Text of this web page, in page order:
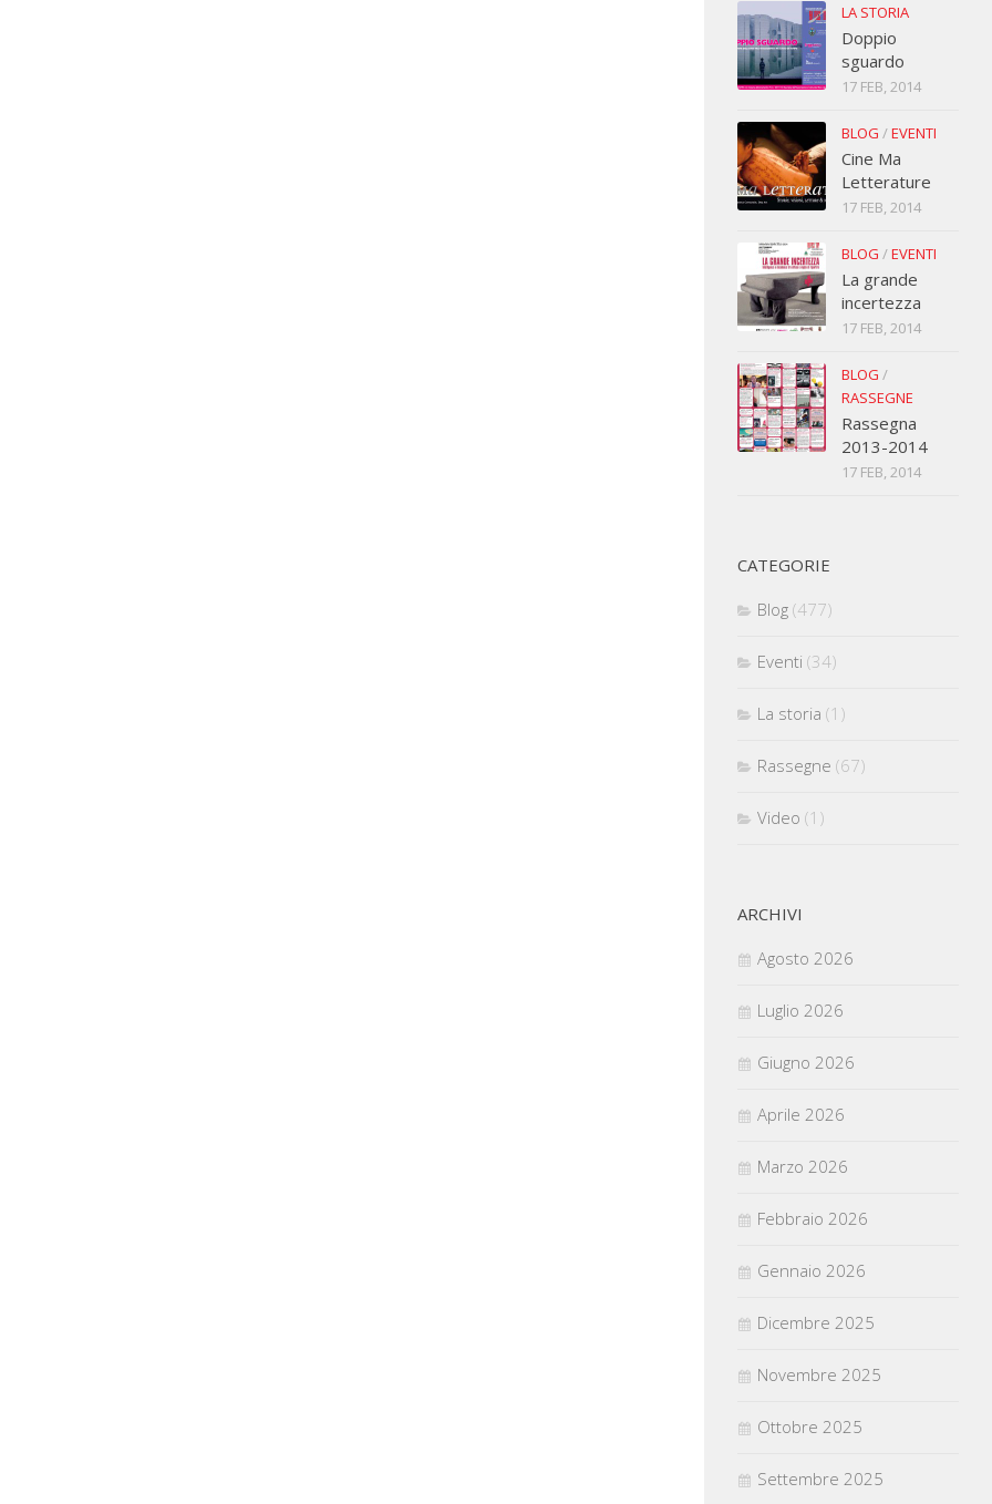
LA STORIA
Doppio
sguardo
17 FEB, 2014
BLOG /EVENTI
Cine Ma
Letterature
17 FEB, 2014
BLOG /EVENTI
La grande
incertezza
17 FEB, 2014
BLOG /
RASSEGNE
Rassegna
2013-2014
17 FEB, 2014
CATEGORIE
Blog (477)
Eventi (34)
La storia (1)
Rassegne (67)
Video (1)
ARCHIVI
Agosto 2026
Luglio 2026
Giugno 2026
Aprile 2026
Marzo 2026
Febbraio 2026
Gennaio 2026
Dicembre 2025
Novembre 2025
Ottobre 2025
Settembre 2025